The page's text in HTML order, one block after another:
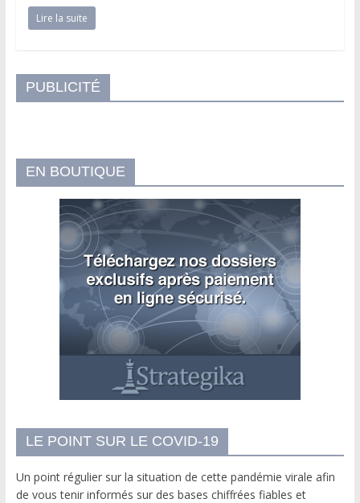
Lire la suite
PUBLICITÉ
EN BOUTIQUE
LE POINT SUR LE COVID-19
Un point régulier sur la situation de cette pandémie virale afin
de vous tenir informés sur des bases chiffrées fiables et